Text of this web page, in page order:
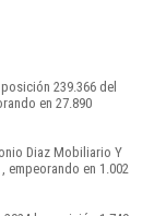
239.366 del
en 27.890
Diaz Mobiliario Y
empeorando en 1.002